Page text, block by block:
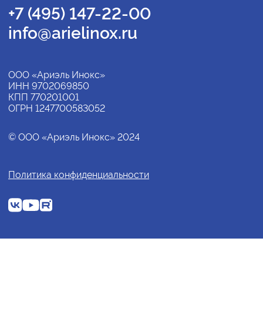
+7 (495) 147-22-00
info@arielinox.ru
ООО «Ариэль Инокс»
ИНН 9702069850
КПП 770201001
ОГРН 1247700583052
© ООО «Ариэль Инокс» 2024
Политика конфиденциальности